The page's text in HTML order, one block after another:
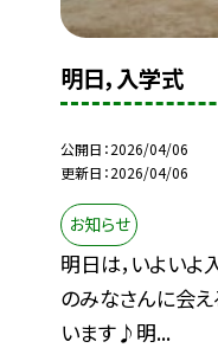
明日，入学式
公開日 2026/04/06
更新日 2026/04/06
お知らせ
明日は，いよいよ
のみなさんに会
います♪明...